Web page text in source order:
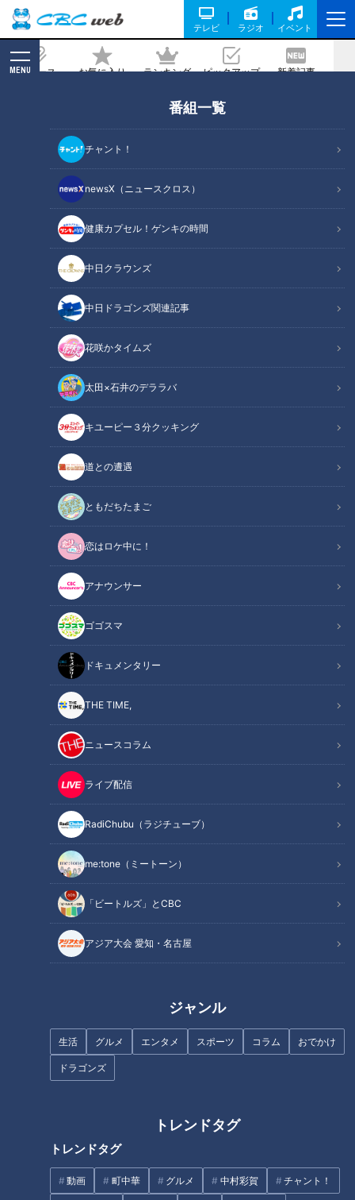
テレビ ラジオ イベント
ニュース お気に入り ランキング ピックアップ 新着記事
MENU
番組一覧
チャント！
newsX（ニュースクロス）
健康カプセル！ゲンキの時間
中日クラウンズ
中日ドラゴンズ関連記事
花咲かタイムズ
太田×石井のデララバ
キユーピー３分クッキング
道との遭遇
ともだちたまご
恋はロケ中に！
アナウンサー
ゴゴスマ
ドキュメンタリー
THE TIME,
ニュースコラム
ライブ配信
RadiChubu（ラジチューブ）
me:tone（ミートーン）
「ビートルズ」とCBC
アジア大会 愛知・名古屋
ジャンル
生活 グルメ エンタメ スポーツ コラム おでかけ
ドラゴンズ
トレンドタグ
トレンドタグ
動画 町中華 グルメ 中村彩賀 チャント！
ポットは？
2026/05/28 06:02
RadiChubu（ラジチューブ）
つボイノリオの聞けば聞くほど
初夏の夜、水辺で幻想的な光の舞を見せるホタル。淡く浮かび
上がるその光は人々を魅了し、普段の日常から少し離れて癒し
や非日常を感じさせてくれます。5月26日放送のＣＢＣラジオ
『つボイノリオの聞けば聞くほど』では、そんなホタルにまつ
わるリスナーからの投稿が紹介されました。ホタル観賞のおす
すめスポットも要チェックです。
関連リンク この記事をradiko（ラジコ）で聴く
愛知でホタルを見るなら
岐阜でホタルを見るなら
つボイのおすすめ
ホタルの光を未来へ
オススメ関連コンテンツ
愛知でホタルを見るなら
都会の喧騒から離れた自然の中で優しく光る天然のイルミネー
ション、ホタル。歴史をさかのぼると奈良時代の日本書紀にも
その記述があったという程、はるか昔から日本の夏の風物詩と
して、人々に親しまれてきました。
そんなホタルですが、水質汚染や環境の変化により住処を追わ
れ、鑑賞できる土地は年々少なくなってきています。それでも
各地の保護活動によって、現在でも美しい姿を楽しむことがで
きる場所があります。
「名古屋市天白区の相生山緑地でヒメボタルが繁殖期を迎え
相生山緑地では環境保全のため弥富相生山線の工事を中断して
いますが、昨年市が再開を表明したそうです。自然はもろいも
のですから、工事を諦めて豊かな自然が続いて欲しいなと思い
名古屋市相生山緑地は、比較的都会の中でホタルが見られる、
全国的にも貴重なスポットです。「山全体がホタルの住処」と
言われるほどたくさんのホタルを鑑賞することができるようで